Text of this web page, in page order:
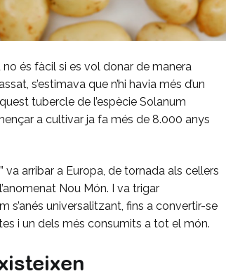
és fàcil si es vol donar de manera
s’estimava que n’hi havia més d’un
tubercle de l’espècie Solanum
a cultivar ja fa més de 8.000 anys
arribar a Europa, de tornada als cellers
Nou Món. I va trigar
s’anés universalitzant, fins a convertir-se
i un dels més consumits a tot el món.